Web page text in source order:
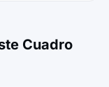
Cuadro